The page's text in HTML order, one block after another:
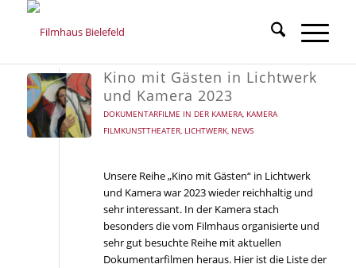
Kino mit Gästen in Lichtwerk
und Kamera 2023
DOKUMENTARFILME IN DER KAMERA, KAMERA
FILMKUNSTTHEATER, LICHTWERK, NEWS
Unsere Reihe „Kino mit Gästen“ in Lichtwerk
und Kamera war 2023 wieder reichhaltig und
sehr interessant. In der Kamera stach
besonders die vom Filmhaus organisierte und
sehr gut besuchte Reihe mit aktuellen
Dokumentarfilmen heraus. Hier ist die Liste der